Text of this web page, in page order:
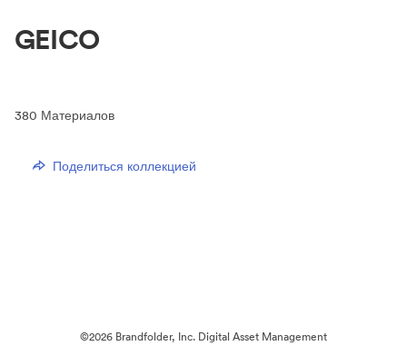
GEICO
380 Материалов
Поделиться коллекцией
©2026 Brandfolder, Inc. Digital Asset Management